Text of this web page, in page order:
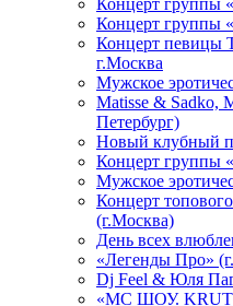
Концерт группы
Концерт группы
Концерт певицы
г.Москва
Мужское
Matissе & Sadko,
Петербург)
Новый клубный
Концерт группы
Мужское
Концерт
(г.Москва)
День всех
«Легенды Про»
Dj Feel & Юля
«МС ШОУ.